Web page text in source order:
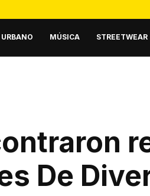
MÚSICA STREETWEAR
De